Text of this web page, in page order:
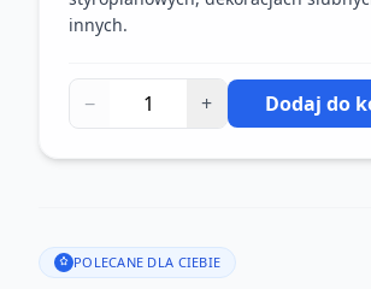
innych.
− + Dodaj do
POLECANE DLA CIEBIE